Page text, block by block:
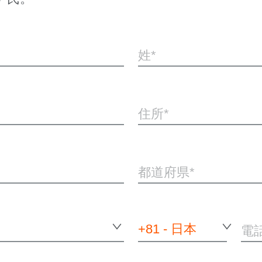
姓
住所
都道府県
+81 - 日本 電